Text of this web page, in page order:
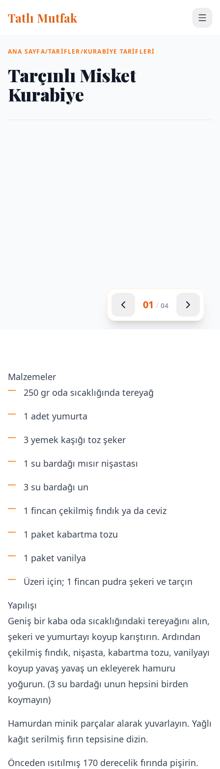
Tatlı Mutfak
ANA SAYFA/TARIFLER/KURABIYE TARIFLERI
Tarçınlı Misket
Kurabiye
01 / 04
Malzemeler
250 gr oda sıcaklığında tereyağ
1 adet yumurta
3 yemek kaşığı toz şeker
1 su bardağı mısır nişastası
3 su bardağı un
1 fincan çekilmiş fındık ya da ceviz
1 paket kabartma tozu
1 paket vanilya
Üzeri için; 1 fincan pudra şekeri ve tarçın
Yapılışı
Geniş bir kaba oda sıcaklığındaki tereyağını alın,
şekeri ve yumurtayı koyup karıştırın. Ardından
çekilmiş fındık, nişasta, kabartma tozu, vanilyayı
koyup yavaş yavaş un ekleyerek hamuru
yoğurun. (3 su bardağı unun hepsini birden
koymayın)
Hamurdan minik parçalar alarak yuvarlayın. Yağlı
kağıt serilmiş fırın tepsisine dizin.
Önceden ısıtılmış 170 derecelik fırında pişirin.